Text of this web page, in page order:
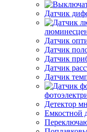
Датчик
Датчик
Датчик
Датчик
Датчик
Датчик
Детектор
Емкостной